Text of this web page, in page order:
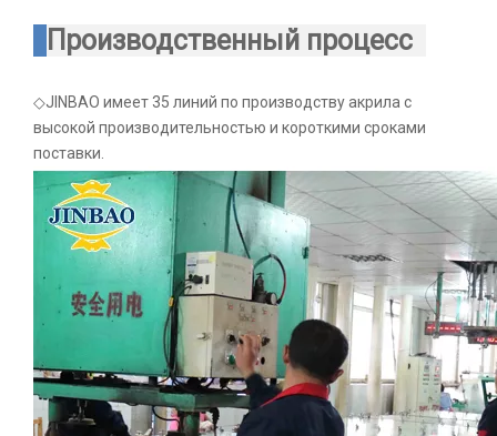
Производственный процесс
◇JINBAO имеет 35 линий по производству акрила с
высокой производительностью и короткими сроками
поставки.